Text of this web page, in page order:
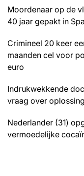
Moordenaar op de
40 jaar gepakt in
Crimineel 20 keer
maanden cel voor
euro
Indrukwekkende
vraag over
Nederlander (31)
vermoedelijke